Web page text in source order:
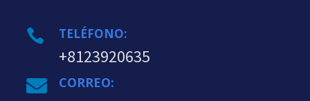
 TELÉFONO:
+8123920635
 CORREO: